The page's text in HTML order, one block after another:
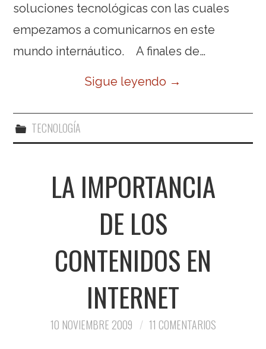
soluciones tecnológicas con las cuales
empezamos a comunicarnos en este
mundo internáutico. A finales de…
Sigue leyendo →
TECNOLOGÍA
LA IMPORTANCIA
DE LOS
CONTENIDOS EN
INTERNET
10 NOVIEMBRE 2009 11 COMENTARIOS